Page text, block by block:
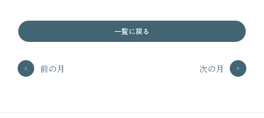
前の月
一覧に戻る
次の月